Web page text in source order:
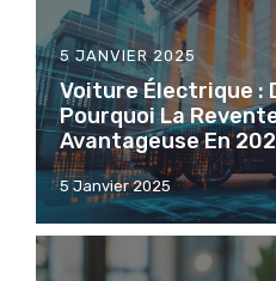
5 JANVIER 2025
Voiture Électrique :
Pourquoi La
Avantageuse En
5 Janvier 2025